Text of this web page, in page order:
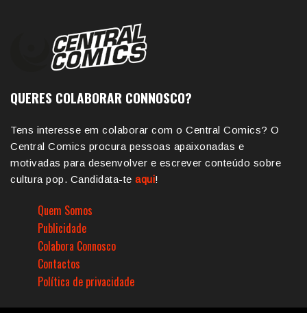
QUERES COLABORAR CONNOSCO?
Tens interesse em colaborar com o Central Comics? O
Central Comics procura pessoas apaixonadas e
motivadas para desenvolver e escrever conteúdo sobre
cultura pop. Candidata-te aqui!
Quem Somos
Publicidade
Colabora Connosco
Contactos
Política de privacidade